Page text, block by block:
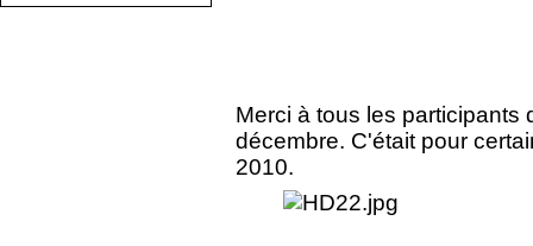
Merci à tous les participants
décembre. C'était pour
2010.